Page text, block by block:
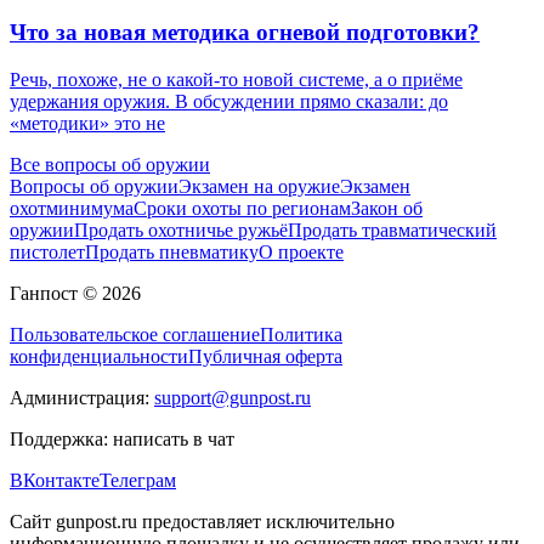
Что за новая методика огневой подготовки?
Речь, похоже, не о какой-то новой системе, а о приёме
удержания оружия. В обсуждении прямо сказали: до
«методики» это не
Все вопросы об оружии
Вопросы об оружииЭкзамен на оружиеЭкзамен
охотминимумаСроки охоты по регионамЗакон об
оружииПродать охотничье ружьёПродать травматический
пистолетПродать пневматикуО проекте
Ганпост © 2026
Пользовательское соглашениеПолитика
конфиденциальностиПубличная оферта
Администрация: support@gunpost.ru
Поддержка: написать в чат
ВКонтактеТелеграм
Сайт gunpost.ru предоставляет исключительно